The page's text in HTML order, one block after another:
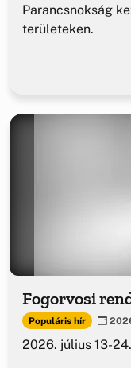
Parancsnokság
területeken.
Fogorvosi
Populáris hír
2026. július 13-